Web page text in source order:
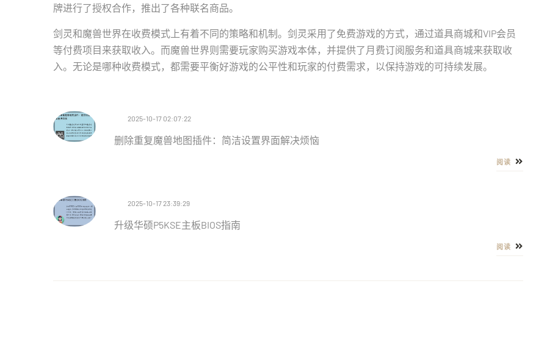
牌进行了授权合作，推出了各种联名商品。
剑灵和魔兽世界在收费模式上有着不同的策略和机制。剑灵采用了免费游戏的方式，通过道具商城和VIP会员
等付费项目来获取收入。而魔兽世界则需要玩家购买游戏本体，并提供了月费订阅服务和道具商城来获取收
入。无论是哪种收费模式，都需要平衡好游戏的公平性和玩家的付费需求，以保持游戏的可持续发展。
2025-10-17 02:07:22
删除重复魔兽地图插件：简洁设置界面解决烦恼
阅读
2025-10-17 23:39:29
升级华硕P5KSE主板BIOS指南
阅读